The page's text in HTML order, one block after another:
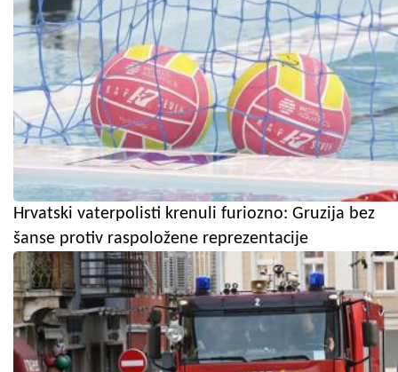
Hrvatski vaterpolisti krenuli furiozno: Gruzija bez
šanse protiv raspoložene reprezentacije